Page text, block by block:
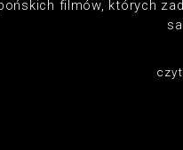
filmów, których